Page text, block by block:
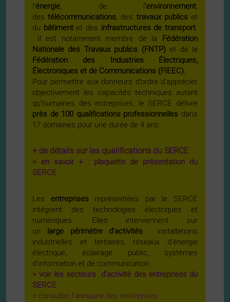
l’énergie, de l’environnement,
destélécommunications, des travaux publics et
du bâtiment et des infrastructures de transport.
Il est notamment membre de la Fédération
Nationale des Travaux publics (FNTP)et de la
Fédération des Industries Électriques,
Électroniques et de Communications (FIEEC).
Pour permettre aux donneurs d’ordre d’apprécier
objectivement les capacités techniques autant
qu’humaines des entreprises, le SERCE délivre
près de 100 qualifications professionnelles dans
17 domaines pour une durée de 4 ans.
+ de détails sur les qualifications du SERCE
> en savoir + : plaquette de présentation du
SERCE
Les entreprisesreprésentées par le SERCE
intègrent des technologies électriques et
numériques. Elles interviennent sur
un large périmètre d’activités : installations
industrielles et tertiaires, réseaux d’énergie
électrique, éclairage public, systèmes
d’information et de communication.
> voir les secteurs d’activité des entreprises du
SERCE
> consulter l’annuaire des entreprises